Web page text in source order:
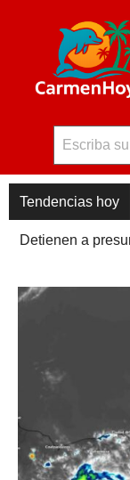
Tendencias hoy
Detienen a